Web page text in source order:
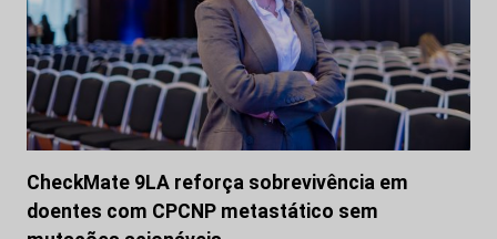
CheckMate 9LA reforça sobrevivência em
doentes com CPCNP metastático sem